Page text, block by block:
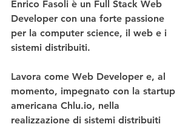
Enrico Fasoli è un Full Stack Web
Developer con una forte passione
per la computer science, il web e i
sistemi distribuiti.
Lavora come Web Developer e, al
momento, impegnato con la startup
americana Chlu.io, nella
realizzazione di sistemi distribuiti